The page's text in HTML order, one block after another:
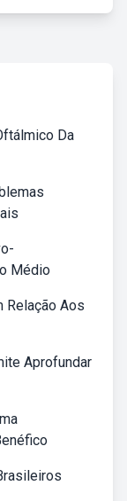
Da
Médio
Relação Aos
Aprofundar